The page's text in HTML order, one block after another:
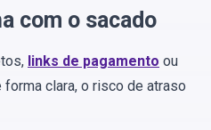
com o sacado
links de pagamento ou
clara, o risco de atraso